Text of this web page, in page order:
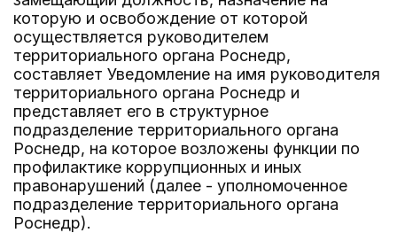
которую и освобождение от которой
осуществляется руководителем
территориального органа Роснедр,
составляет Уведомление на имя руководителя
территориального органа Роснедр и
представляет его в структурное
подразделение территориального органа
Роснедр, на которое возложены функции по
профилактике коррупционных и иных
правонарушений (далее - уполномоченное
подразделение территориального органа
Роснедр).